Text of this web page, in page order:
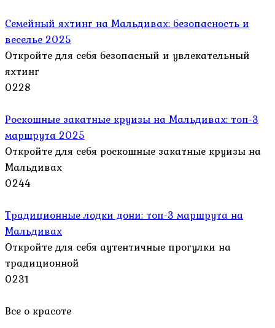
Семейный яхтинг на Мальдивах: безопасность и
веселье 2025
Откройте для себя безопасный и увлекательный
яхтинг
0228
Роскошные закатные круизы на Мальдивах: топ-3
маршрута 2025
Откройте для себя роскошные закатные круизы на
Мальдивах
0244
Традиционные лодки дони: топ-3 маршрута на
Мальдивах
Откройте для себя аутентичные прогулки на
традиционной
0231
Все о красоте